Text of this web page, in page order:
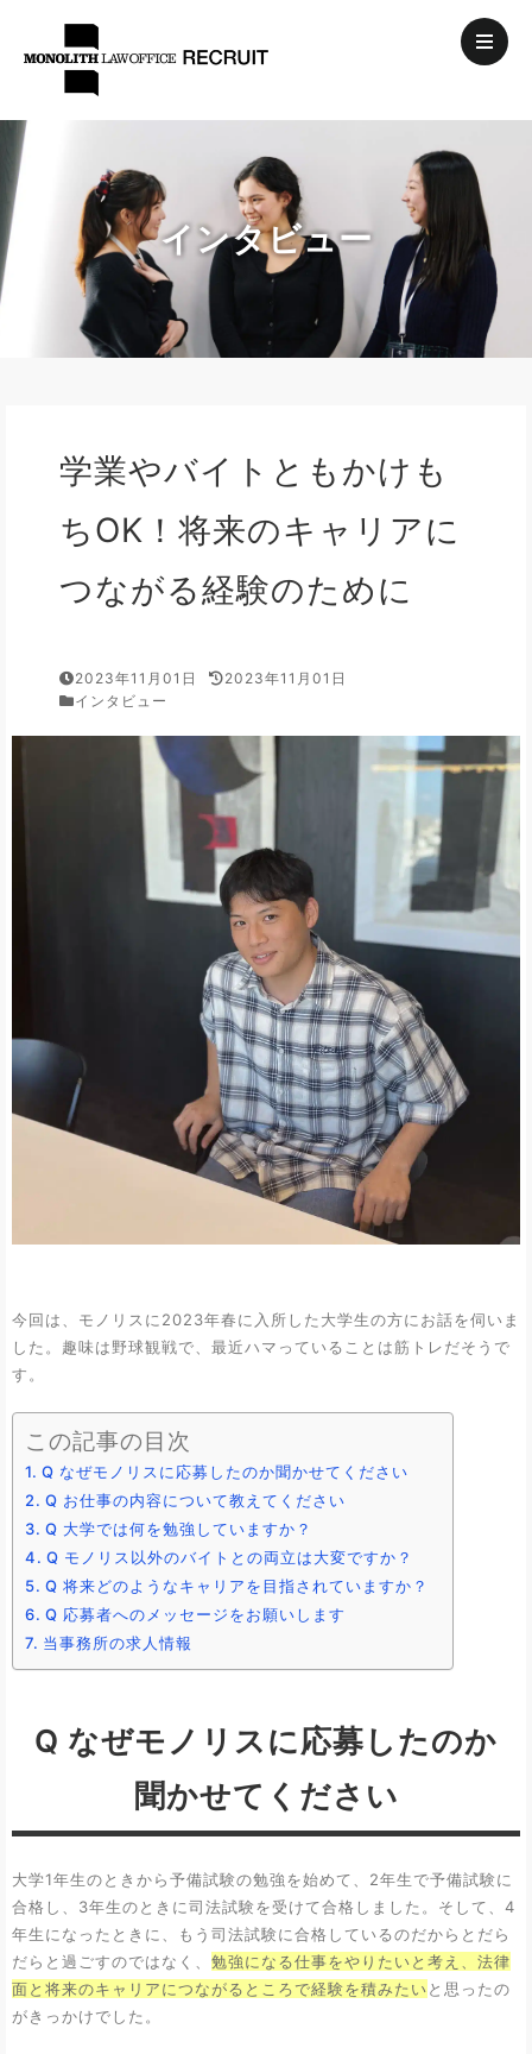
インタビュー
学業やバイトともかけも
ちOK！将来のキャリアに
つながる経験のために
2023年11月01日
2023年11月01日
インタビュー
今回は、モノリスに2023年春に入所した大学生の方にお話を伺いま
した。趣味は野球観戦で、最近ハマっていることは筋トレだそうで
す。
この記事の目次
Q なぜモノリスに応募したのか聞かせてください
Q お仕事の内容について教えてください
Q 大学では何を勉強していますか？
Q モノリス以外のバイトとの両立は大変ですか？
Q 将来どのようなキャリアを目指されていますか？
Q 応募者へのメッセージをお願いします
当事務所の求人情報
Q なぜモノリスに応募したのか
聞かせてください
大学1年生のときから予備試験の勉強を始めて、2年生で予備試験に
合格し、3年生のときに司法試験を受けて合格しました。そして、4
年生になったときに、もう司法試験に合格しているのだからとだら
だらと過ごすのではなく、 勉強になる仕事をやりたいと考え、法律
面と将来のキャリアにつながるところで経験を積みたいと思ったの
がきっかけでした。